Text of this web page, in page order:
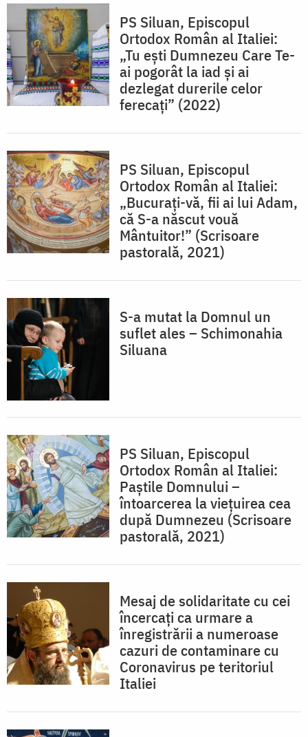
PS Siluan, Episcopul
Ortodox Român al Italiei:
„Tu ești Dumnezeu Care Te-
ai pogorât la iad și ai
dezlegat durerile celor
ferecați” (2022)
PS Siluan, Episcopul
Ortodox Român al Italiei:
„Bucurați-vă, fii ai lui Adam,
că S-a născut vouă
Mântuitor!” (Scrisoare
pastorală, 2021)
S-a mutat la Domnul un
suflet ales – Schimonahia
Siluana
PS Siluan, Episcopul
Ortodox Român al Italiei:
Paștile Domnului –
întoarcerea la viețuirea cea
după Dumnezeu (Scrisoare
pastorală, 2021)
Mesaj de solidaritate cu cei
încercați ca urmare a
înregistrării a numeroase
cazuri de contaminare cu
Coronavirus pe teritoriul
Italiei